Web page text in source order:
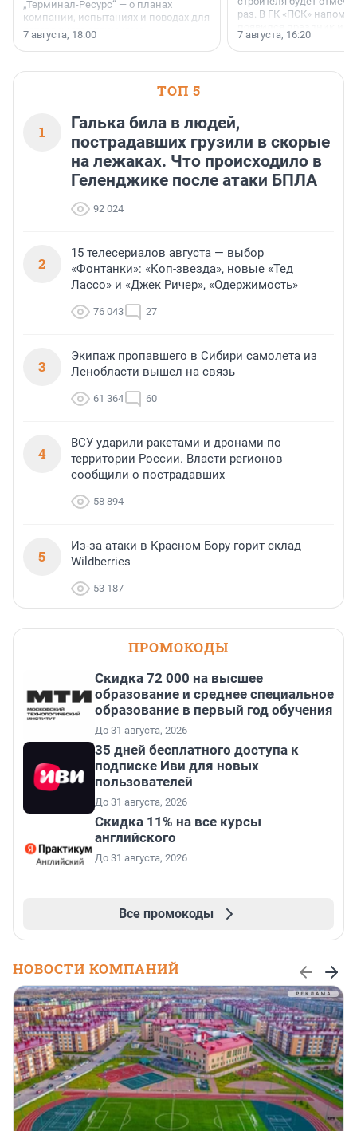
„Терминал-Ресурс“ — о планах
компании, испытаниях и поводах для
осторожного оптимизма.
7 августа, 18:00
раз. В ГК «ПСК»
поменялась роль
7 августа, 16:20
ТОП 5
1
Галька била в людей,
пострадавших грузили в скорые
на лежаках. Что происходило в
Геленджике после атаки БПЛА
92 024
2
15 телесериалов августа — выбор
«Фонтанки»: «Коп-звезда», новые «Тед
Лассо» и «Джек Ричер», «Одержимость»
76 043 27
3
Экипаж пропавшего в Сибири самолета из
Ленобласти вышел на связь
61 364 60
4
ВСУ ударили ракетами и дронами по
территории России. Власти регионов
сообщили о пострадавших
58 894
5
Из-за атаки в Красном Бору горит склад
Wildberries
53 187
ПРОМОКОДЫ
Скидка 72 000 на высшее
образование и среднее специальное
образование в первый год обучения
До 31 августа, 2026
35 дней бесплатного доступа к
подписке Иви для новых
пользователей
До 31 августа, 2026
Скидка 11% на все курсы
английского
До 31 августа, 2026
Все промокоды
НОВОСТИ КОМПАНИЙ